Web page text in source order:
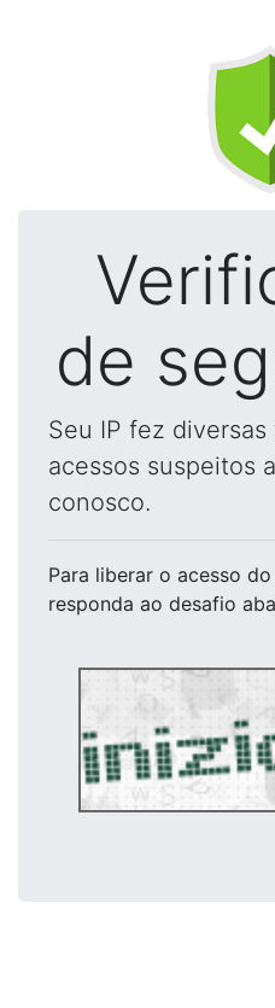
de
Seu IP fez
acessos suspeitos
conosco.
Para liberar o acesso do
responda ao desafio